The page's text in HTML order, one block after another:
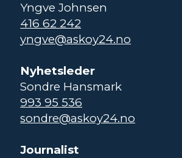
Yngve Johnsen
416 62 242
yngve@askoy24.no
Nyhetsleder
Sondre Hansmark
993 95 536
sondre@askoy24.no
Journalist